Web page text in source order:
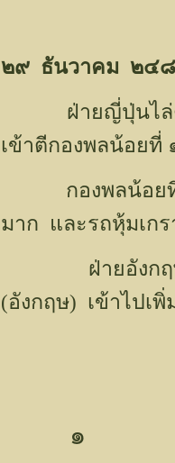
๒๙ ธันวาคม ๒๔
ฝ่ายญี่ปุ่นไล่ติด
เข้าตีกองพลน้อย
กองพลน้อยที่ ๑
มาก และรถหุ้มเก
ฝ่ายอังกฤษส่ง
(อังกฤษ) เข้าไปเ
๑